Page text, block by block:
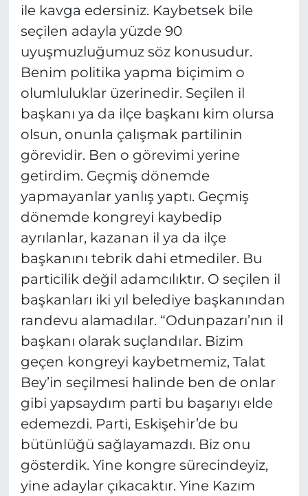
ile kavga edersiniz. Kaybetsek bile
seçilen adayla yüzde 90
uyuşmuzluğumuz söz konusudur.
Benim politika yapma biçimim o
olumluluklar üzerinedir. Seçilen il
başkanı ya da ilçe başkanı kim olursa
olsun, onunla çalışmak partilinin
görevidir. Ben o görevimi yerine
getirdim. Geçmiş dönemde
yapmayanlar yanlış yaptı. Geçmiş
dönemde kongreyi kaybedip
ayrılanlar, kazanan il ya da ilçe
başkanını tebrik dahi etmediler. Bu
particilik değil adamcılıktır. O seçilen il
başkanları iki yıl belediye başkanından
randevu alamadılar. “Odunpazarı’nın il
başkanı olarak suçlandılar. Bizim
geçen kongreyi kaybetmemiz, Talat
Bey’in seçilmesi halinde ben de onlar
gibi yapsaydım parti bu başarıyı elde
edemezdi. Parti, Eskişehir’de bu
bütünlüğü sağlayamazdı. Biz onu
gösterdik. Yine kongre sürecindeyiz,
yine adaylar çıkacaktır. Yine Kazım